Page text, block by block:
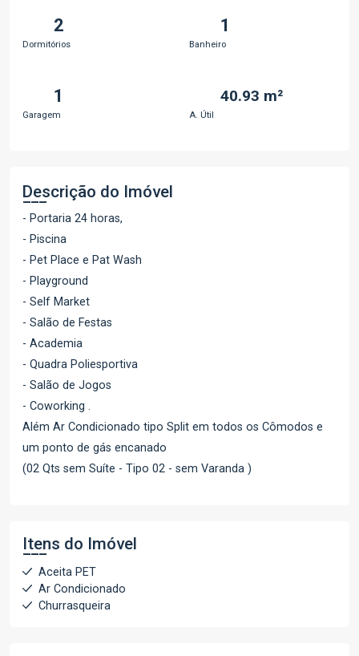
2
Dormitórios
1
Banheiro
1
Garagem
40.93 m²
A. Útil
Descrição do Imóvel
- Portaria 24 horas,
- Piscina
- Pet Place e Pat Wash
- Playground
- Self Market
- Salão de Festas
- Academia
- Quadra Poliesportiva
- Salão de Jogos
- Coworking .
Além Ar Condicionado tipo Split em todos os Cômodos e
um ponto de gás encanado
(02 Qts sem Suíte - Tipo 02 - sem Varanda )
Itens do Imóvel
Aceita PET
Ar Condicionado
Churrasqueira